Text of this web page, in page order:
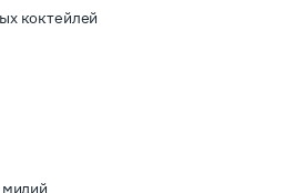
коктейлей